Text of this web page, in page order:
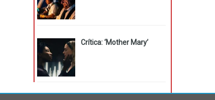
Crítica: ‘Mother Mary’